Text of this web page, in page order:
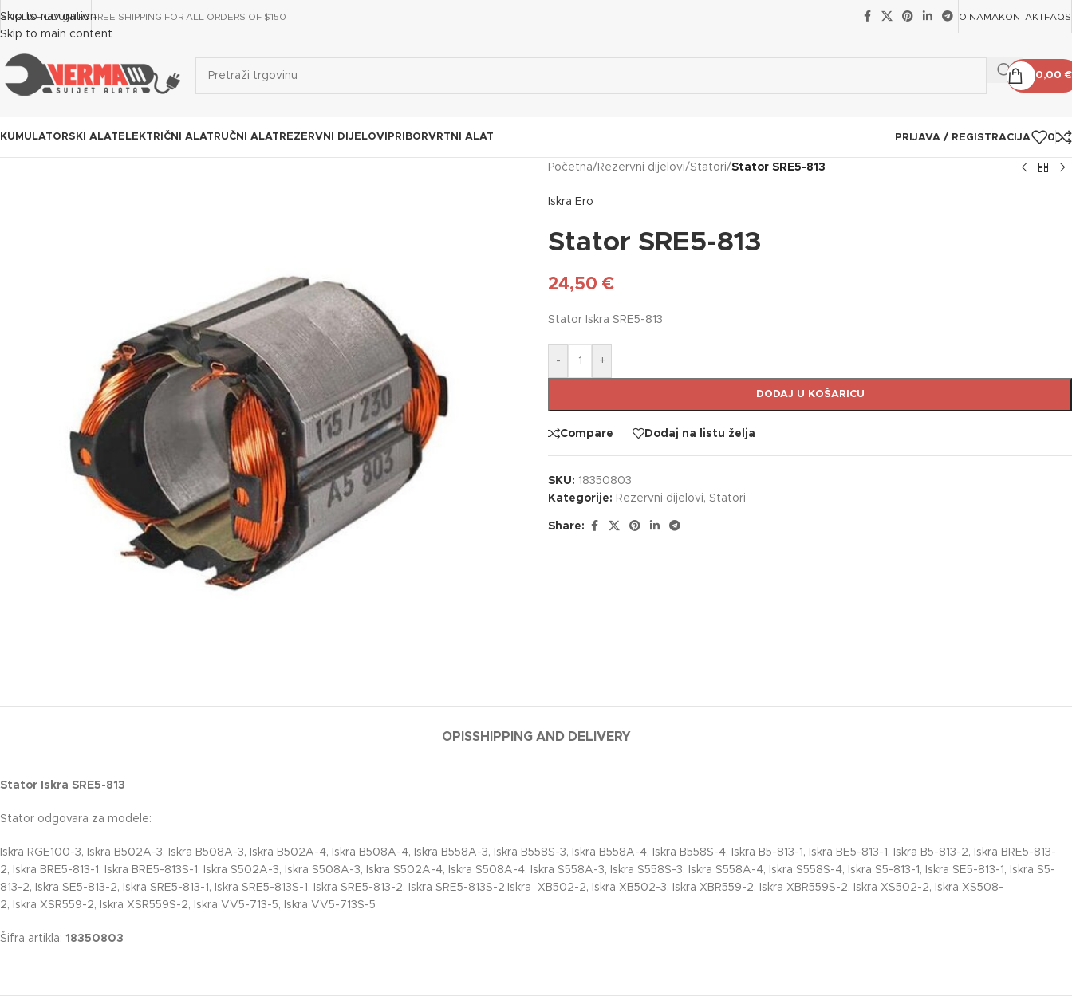
Skip to navigation
Skip to main content
ENGLISHCOUNTRYFREE SHIPPING FOR ALL ORDERS OF $150 O NAMAKONTAKTFAQS
0,00€
ALAT ELEKTRIČNI ALAT RUČNI ALAT REZERVNI DIJELOVI PRIBORVRTNI ALAT PRIJAVA / REGISTRACIJA 0
Početna/ Rezervni dijelovi/Statori/Stator SRE5-813
Iskra Ero
Stator SRE5-813
24,50 €
Stator Iskra SRE5-813
- +
DODAJ U KOŠARICU
Compare Dodaj na listu želja
SKU: 18350803
Kategorije: Rezervni dijelovi, Statori
Share:
OPISSHIPPING AND DELIVERY
Stator Iskra SRE5-813
Stator odgovara za modele:
Iskra RGE100-3, Iskra B502A-3, Iskra B508A-3, Iskra B502A-4, Iskra B508A-4, Iskra B558A-3, Iskra B558S-3, Iskra B558A-4, Iskra B558S-4, Iskra B5-813-1, Iskra BE5-813-1, Iskra B5-813-2, Iskra BRE5-813-
2, Iskra BRE5-813-1, Iskra BRE5-813S-1, Iskra S502A-3, Iskra S508A-3, Iskra S502A-4, Iskra S508A-4, Iskra S558A-3, Iskra S558S-3, Iskra S558A-4, Iskra S558S-4, Iskra S5-813-1, Iskra SE5-813-1, Iskra S5-
813-2, Iskra SE5-813-2, Iskra SRE5-813-1, Iskra SRE5-813S-1, Iskra SRE5-813-2, Iskra SRE5-813S-2,Iskra XB502-2, Iskra XB502-3, Iskra XBR559-2, Iskra XBR559S-2, Iskra XS502-2, Iskra XS508-
2, Iskra XSR559-2, Iskra XSR559S-2, Iskra VV5-713-5, Iskra VV5-713S-5
Šifra artikla: 18350803